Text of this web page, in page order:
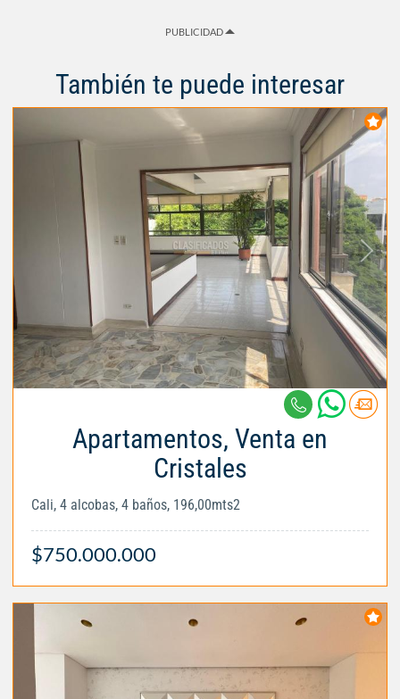
PUBLICIDAD
También te puede interesar
Apartamentos, Venta en
Cristales
Cali, 4 alcobas, 4 baños, 196,00mts2
$750.000.000